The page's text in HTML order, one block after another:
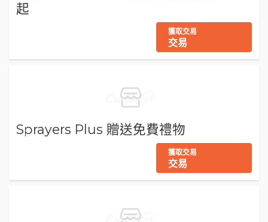
起
獲取交易
交易
Sprayers Plus 贈送免費禮物
獲取交易
交易